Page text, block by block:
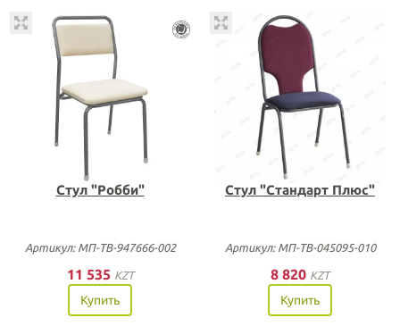
Стул "Робби"
Артикул: МП-ТВ-947666-002
11 535 KZT
Купить
Стул "Стандарт Плюс"
Артикул: МП-ТВ-045095-010
8 820 KZT
Купить